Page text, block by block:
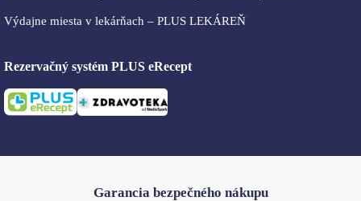
Výdajne miesta v lekárňach – PLUS LEKÁREŇ
Rezervačný systém PLUS eRecept
Garancia bezpečného nákupu